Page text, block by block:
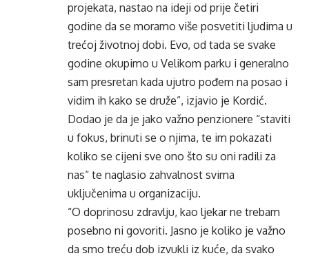
projekata, nastao na ideji od prije četiri
godine da se moramo više posvetiti ljudima u
trećoj životnoj dobi. Evo, od tada se svake
godine okupimo u Velikom parku i generalno
sam presretan kada ujutro pođem na posao i
vidim ih kako se druže”, izjavio je Kordić.
Dodao je da je jako važno penzionere “staviti
u fokus, brinuti se o njima, te im pokazati
koliko se cijeni sve ono što su oni radili za
nas“ te naglasio zahvalnost svima
uključenima u organizaciju.
“O doprinosu zdravlju, kao ljekar ne trebam
posebno ni govoriti. Jasno je koliko je važno
da smo treću dob izvukli iz kuće, da svako